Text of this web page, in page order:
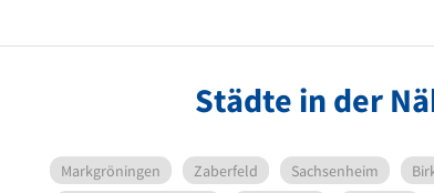
Städte in der
Markgröningen Zaberfeld Sachsenheim